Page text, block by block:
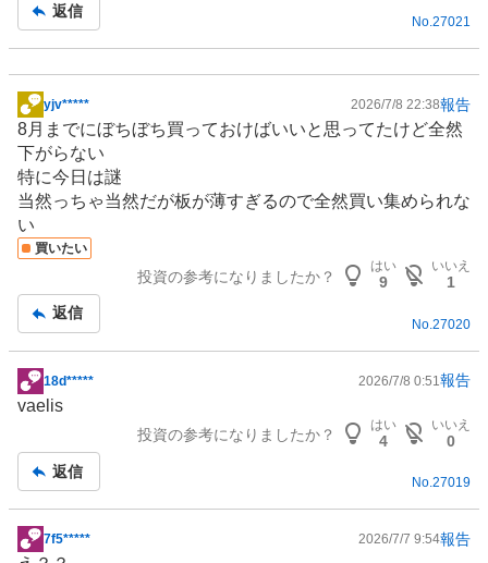
事
返信
No.27021
掲
示
板
記
事
yjv***** 2026/7/8 22:38報告
8月までにぼちぼち買っておけばいいと思ってたけど全然
下がらない
特に今日は謎
当然っちゃ当然だが板が薄すぎるので全然買い集められな
い
買いたい
投資の参考になりましたか？
はい
9
いいえ
1
返信
No.27020
掲
示
事
18d***** 2026/7/8 0:51報告
vaelis
投資の参考になりましたか？
はい
4
いいえ
0
返信
No.27019
掲
7f5***** 2026/7/7 9:54報告